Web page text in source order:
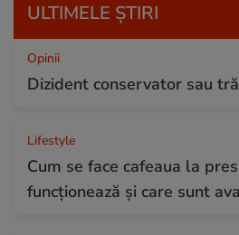
ULTIMELE ȘTIRI
Opinii
Dizident conservator sau
Lifestyle
Cum se face cafeaua la
funcționează și care sunt